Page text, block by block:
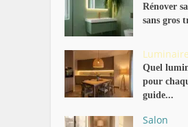
Rénover
sans gros
Quel
pour
guide...
Salon